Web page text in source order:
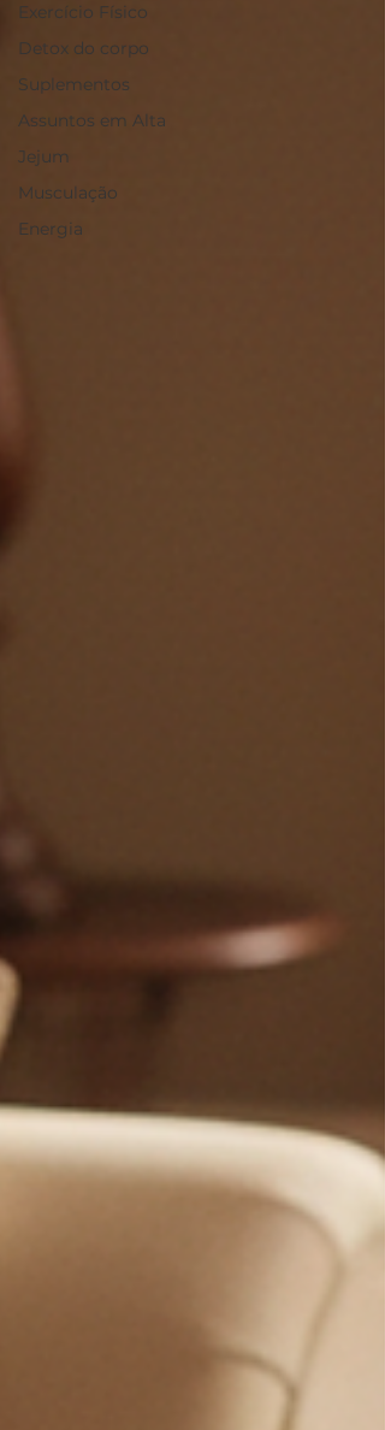
Exercício Físico
Detox do corpo
Suplementos
Assuntos em Alta
Jejum
Musculação
Energia